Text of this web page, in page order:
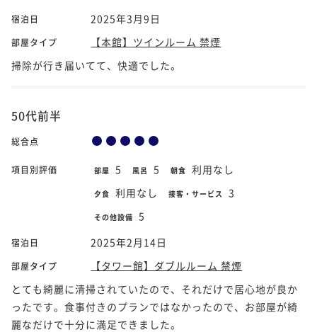
宿泊日 2025年3月9日
部屋タイプ
【本館】ツインルーム 禁煙
掃除が行き届いてて、快適でした。
50代前半
総合点
項目別評価 部屋 5 風呂 5 朝食 利用なし
夕食 利用なし 接客・サービス 3
その他設備 5
宿泊日 2025年2月14日
部屋タイプ
【タワー館】ダブルルーム 禁煙
とても綺麗に清掃されていたので、それだけで居心地が良か
ったです。食事付きのプランではなかったので、お部屋が綺
麗なだけで十分に満足できました。